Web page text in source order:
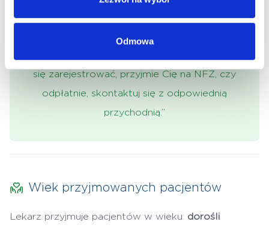
Odmowa
której jednostce przyjmuje, udzielać porad w
ramach kontraktu NFZ lub komercyjnie.
się zarejestrować, przyjmie Cię na NFZ, czy
odpłatnie, skontaktuj się z odpowiednią
przychodnią.”
Wiek przyjmowanych pacjentów
Lekarz przyjmuje pacjentów w wieku: dorośli